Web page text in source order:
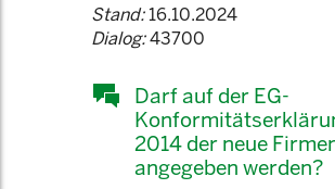
Stand:16.10.2024
Dialog:43700
Darf auf der EG-
2014 der neue
angegeben werden?